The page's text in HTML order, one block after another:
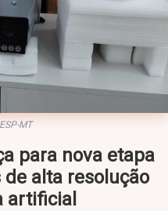
MT
para nova etapa
alta resolução
artificial